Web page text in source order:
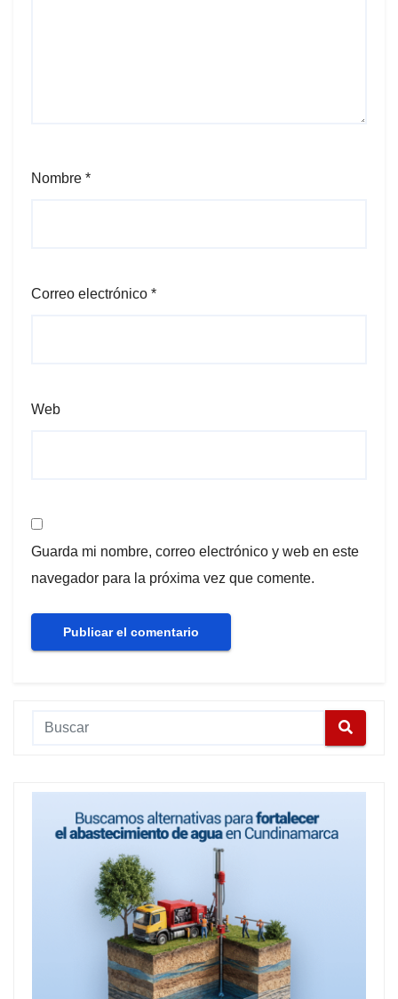
Nombre *
Correo electrónico *
Web
Guarda mi nombre, correo electrónico y web en este
navegador para la próxima vez que comente.